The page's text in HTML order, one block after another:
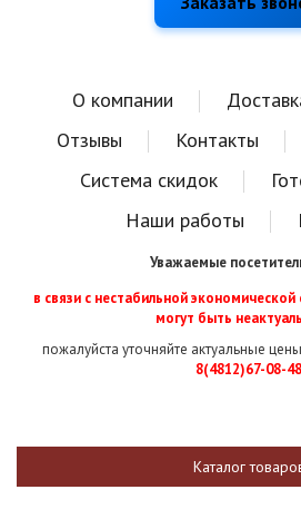
О компании
Отзывы
Контакты
Система скидок
Наши работы
Уважаемые
в связи с нестабильной
могут быть
пожалуйста уточняйте актуальные
8(4812)67-08-48
Каталог